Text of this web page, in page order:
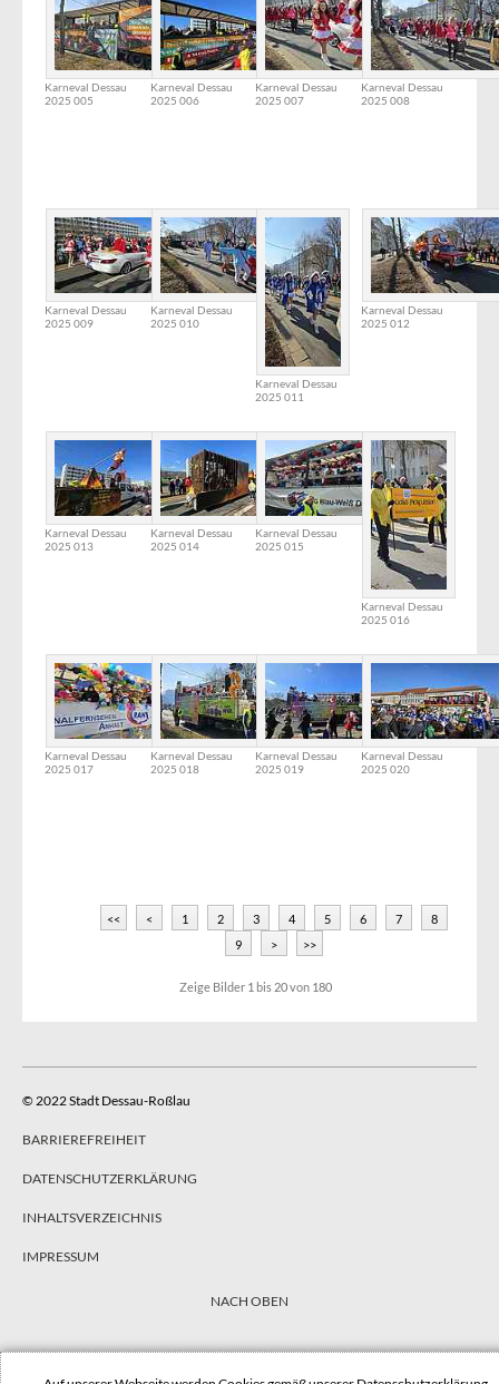
Karneval Dessau
2025 005
Karneval Dessau
2025 006
Karneval Dessau
2025 007
Karneval Dessau
2025 008
Karneval Dessau
2025 009
Karneval Dessau
2025 010
Karneval Dessau
2025 011
Karneval Dessau
2025 012
Karneval Dessau
2025 013
Karneval Dessau
2025 014
Karneval Dessau
2025 015
Karneval Dessau
2025 016
Karneval Dessau
2025 017
Karneval Dessau
2025 018
Karneval Dessau
2025 019
Karneval Dessau
2025 020
<< < 1 2 3 4 5 6 7
8
9
> >>
Zeige Bilder 1 bis 20von 180
© 2022 Stadt Dessau-Roßlau
BARRIEREFREIHEIT
DATENSCHUTZERKLÄRUNG
INHALTSVERZEICHNIS
IMPRESSUM
NACH OBEN